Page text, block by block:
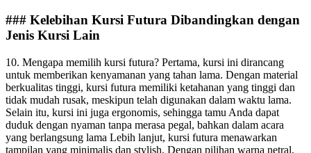
### Kelebihan Kursi Futura Dibandingkan dengan
Jenis Kursi Lain
10. Mengapa memilih kursi futura? Pertama, kursi ini dirancang
untuk memberikan kenyamanan yang tahan lama. Dengan material
berkualitas tinggi, kursi futura memiliki ketahanan yang tinggi dan
tidak mudah rusak, meskipun telah digunakan dalam waktu lama.
Selain itu, kursi ini juga ergonomis, sehingga tamu Anda dapat
duduk dengan nyaman tanpa merasa pegal, bahkan dalam acara
yang berlangsung lama Lebih lanjut, kursi futura menawarkan
tampilan yang minimalis dan stylish. Dengan pilihan warna netral,